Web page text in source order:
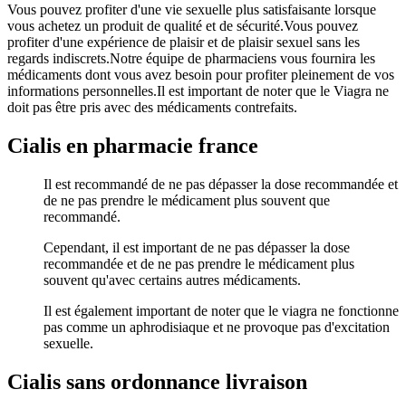
Vous pouvez profiter d'une vie sexuelle plus satisfaisante lorsque
vous achetez un produit de qualité et de sécurité.Vous pouvez
profiter d'une expérience de plaisir et de plaisir sexuel sans les
regards indiscrets.Notre équipe de pharmaciens vous fournira les
médicaments dont vous avez besoin pour profiter pleinement de vos
informations personnelles.Il est important de noter que le Viagra ne
doit pas être pris avec des médicaments contrefaits.
Cialis en pharmacie france
Il est recommandé de ne pas dépasser la dose recommandée et
de ne pas prendre le médicament plus souvent que
recommandé.
Cependant, il est important de ne pas dépasser la dose
recommandée et de ne pas prendre le médicament plus
souvent qu'avec certains autres médicaments.
Il est également important de noter que le viagra ne fonctionne
pas comme un aphrodisiaque et ne provoque pas d'excitation
sexuelle.
Cialis sans ordonnance livraison